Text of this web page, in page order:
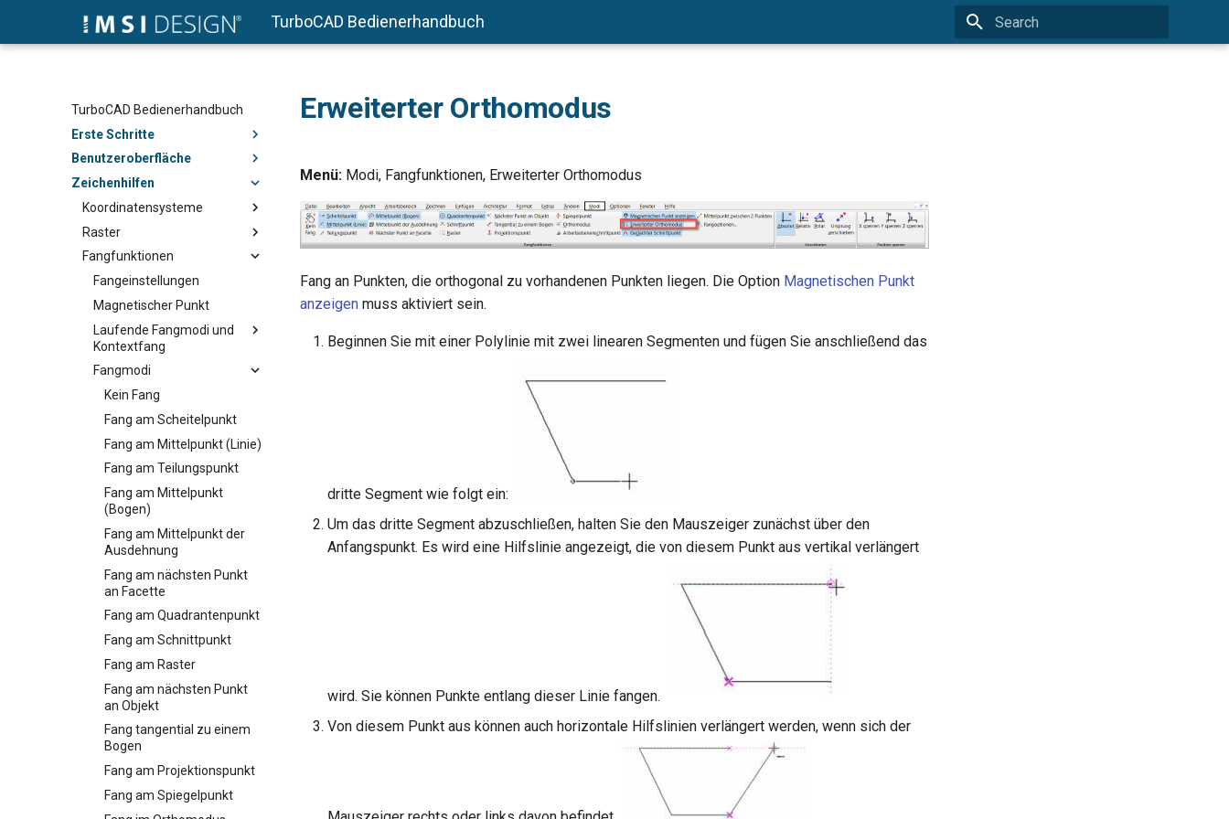
TurboCAD Bedienerhandbuch
TurboCAD Bedienerhandbuch
Erste Schritte
Benutzeroberfläche
Zeichenhilfen
Koordinatensysteme
Raster
Fangfunktionen
Fangeinstellungen
Magnetischer Punkt
Laufende Fangmodi und
Kontextfang
Fangmodi
Kein Fang
Fang am Scheitelpunkt
Fang am Mittelpunkt (Linie)
Fang am Teilungspunkt
Fang am Mittelpunkt
(Bogen)
Fang am Mittelpunkt der
Ausdehnung
Fang am nächsten Punkt
an Facette
Fang am Quadrantenpunkt
Fang am Schnittpunkt
Fang am Raster
Fang am nächsten Punkt
an Objekt
Fang tangential zu einem
Bogen
Fang am Projektionspunkt
Fang am Spiegelpunkt
Erweiterter Orthomodus
Menü: Modi, Fangfunktionen, Erweiterter Orthomodus
Fang an Punkten, die orthogonal zu vorhandenen Punkten liegen. Die Option Magnetischen Punkt
anzeigen muss aktiviert sein.
Beginnen Sie mit einer Polylinie mit zwei linearen Segmenten und fügen Sie anschließend das
dritte Segment wie folgt ein:
Um das dritte Segment abzuschließen, halten Sie den Mauszeiger zunächst über den
Anfangspunkt. Es wird eine Hilfslinie angezeigt, die von diesem Punkt aus vertikal verlängert
wird. Sie können Punkte entlang dieser Linie fangen.
Von diesem Punkt aus können auch horizontale Hilfslinien verlängert werden, wenn sich der